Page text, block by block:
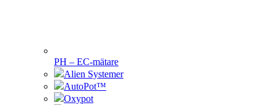
PH – EC-mätare
Alien Systemer
AutoPot™
Oxypot